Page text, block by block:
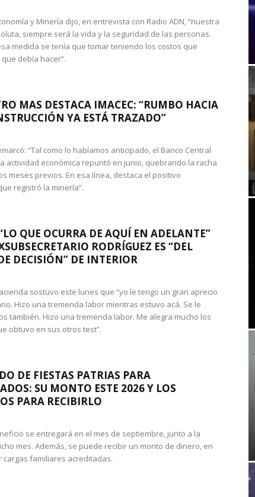
y Minería dijo, en entrevista con Radio ADN, “nuestra
siempre será la vida y la seguridad de las personas.
medida se tenía que tomar teniendo los costos que
debía hacer”.
MAS DESTACA IMACEC: “RUMBO HACIA
YA ESTÁ TRAZADO”
“Tal como lo habíamos anticipado, el Banco Central
actividad económica repuntó en junio, quebrando la racha
meses previos. En esa línea, destaca el positivo
registró la minería”.
QUE OCURRA DE AQUÍ EN ADELANTE”
RODRÍGUEZ ES “DEL
DECISIÓN” DE INTERIOR
sostuvo este lunes que “yo le tengo un gran aprecio
Hizo una tremenda labor mientras estuvo acá. Se le
también. Hizo una tremenda labor. Me alegra mucho los
obtuvo en sus otros test”.
DE FIESTAS PATRIAS PARA
SU MONTO ESTE 2026 Y LOS
PARA RECIBIRLO
se entregará en el mes de septiembre, junto a la
mes. Además, se puede recibir un monto de dinero, en
cargas familiares acreditadas.